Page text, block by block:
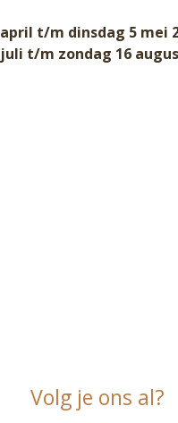
t/m dinsdag 5 mei
t/m zondag 16
Volg je ons al?